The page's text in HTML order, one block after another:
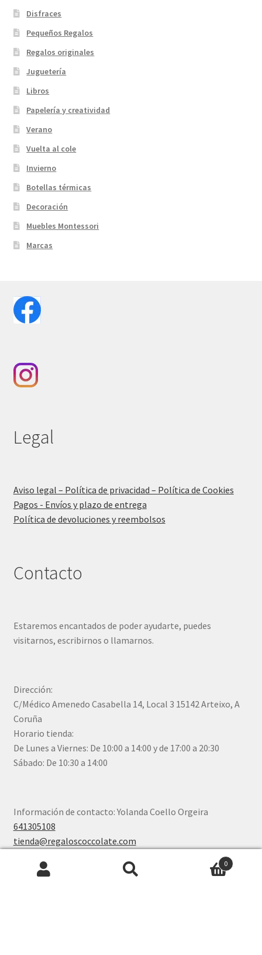
Disfraces
Pequeños Regalos
Regalos originales
Juguetería
Libros
Papelería y creatividad
Verano
Vuelta al cole
Invierno
Botellas térmicas
Decoración
Muebles Montessori
Marcas
Legal
Aviso legal – Política de privacidad – Política de Cookies
Pagos - Envíos y plazo de entrega
Política de devoluciones y reembolsos
Contacto
Estaremos encantados de poder ayudarte, puedes
visitarnos, escribirnos o llamarnos.
Dirección:
C/Médico Amenedo Casabella 14, Local 3 15142 Arteixo, A
Coruña
Horario tienda:
De Lunes a Viernes: De 10:00 a 14:00 y de 17:00 a 20:30
Sábado: De 10:30 a 14:00
Información de contacto: Yolanda Coello Orgeira
641305108
tienda@regaloscoccolate.com
0